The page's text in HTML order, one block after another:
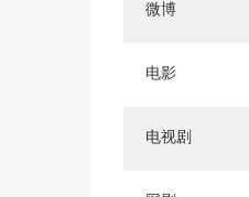
微博
电影
电视剧